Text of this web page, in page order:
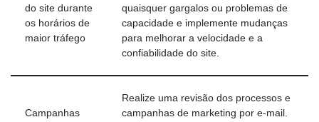
do site durante
os horários de
maior tráfego
quaisquer gargalos ou problemas de
capacidade e implemente mudanças
para melhorar a velocidade e a
confiabilidade do site.
Campanhas
Realize uma revisão dos processos e
campanhas de marketing por e-mail.